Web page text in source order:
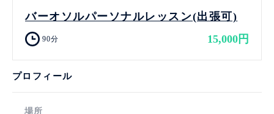
バーオソルパーソナルレッスン(出張可)
90分 15,000円
プロフィール
場所